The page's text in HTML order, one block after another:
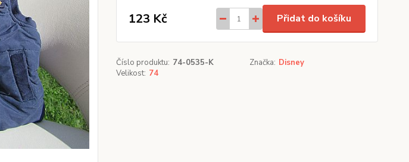
123 Kč Přidat do košíku
Číslo produktu: 74-0535-K Značka: Disney
Velikost: 74